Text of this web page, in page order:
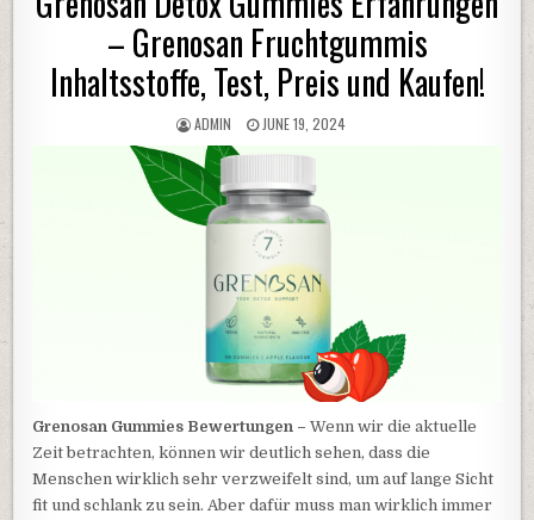
– Grenosan Fruchtgummis
Inhaltsstoffe, Test, Preis und Kaufen!
AUTHOR:
ADMIN PUBLISHED DATE:
JUNE 19, 2024
Grenosan Gummies Bewertungen – Wenn wir die aktuelle
Zeit betrachten, können wir deutlich sehen, dass die
Menschen wirklich sehr verzweifelt sind, um auf lange Sicht
fit und schlank zu sein. Aber dafür muss man wirklich immer